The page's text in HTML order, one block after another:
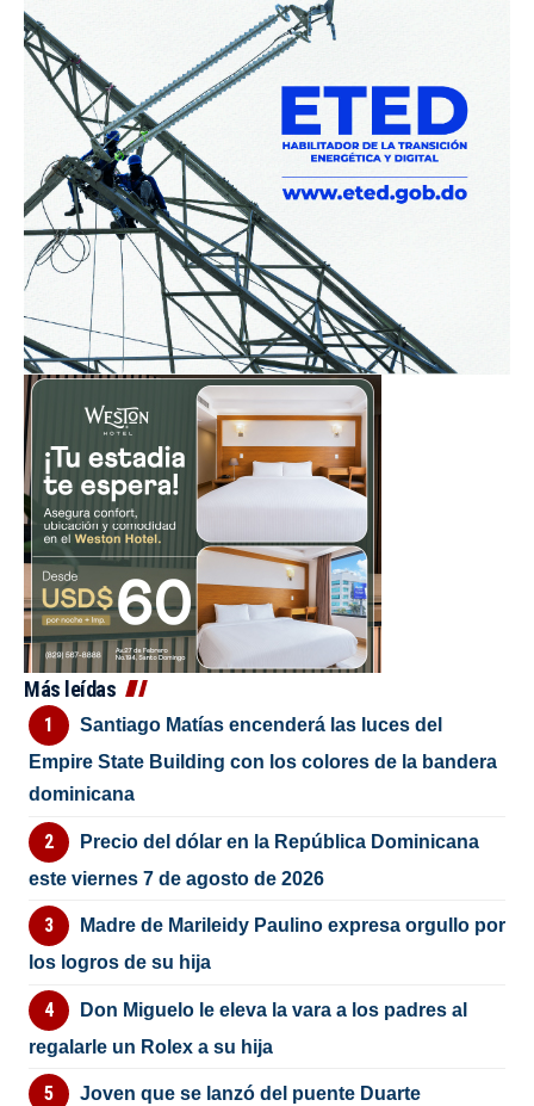
Más leídas
Santiago Matías encenderá las luces del
Empire State Building con los colores de la bandera
dominicana
Precio del dólar en la República Dominicana
este viernes 7 de agosto de 2026
Madre de Marileidy Paulino expresa orgullo por
los logros de su hija
Don Miguelo le eleva la vara a los padres al
regalarle un Rolex a su hija
Joven que se lanzó del puente Duarte